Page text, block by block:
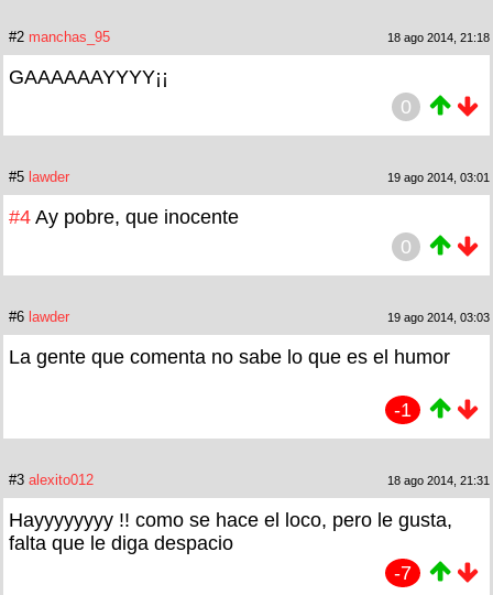
#2 manchas_95 18 ago 2014, 21:18
GAAAAAAYYYY¡¡
0
#5 lawder 19 ago 2014, 03:01
#4 Ay pobre, que inocente
0
#6 lawder 19 ago 2014, 03:03
La gente que comenta no sabe lo que es el humor
-1
#3 alexito012 18 ago 2014, 21:31
Hayyyyyyyy !! como se hace el loco, pero le gusta,
falta que le diga despacio
-7